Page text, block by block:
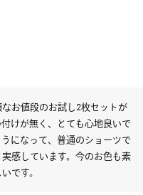
お値段のお試し2枚セットが
けが無く、とても心地良いで
になって、普通のショーツで
感しています。今のお色も素
です。